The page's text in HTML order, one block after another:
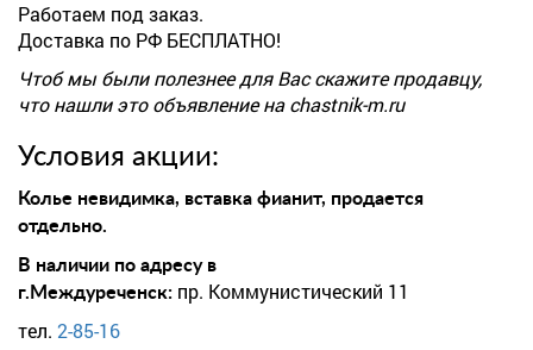
Работаем под заказ.
Доставка по РФ БЕСПЛАТНО!
Чтоб мы были полезнее для Вас скажите продавцу,
что нашли это объявление на chastnik-m.ru
Условия акции:
Колье невидимка, вставка фианит, продается
отдельно.
В наличии по адресу в
г.Междуреченск: пр. Коммунистический 11
тел. 2-85-16